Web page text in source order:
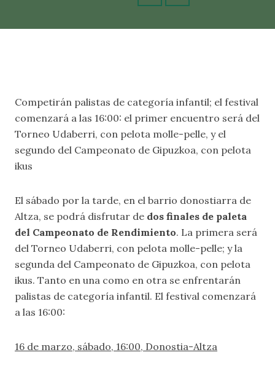
Competirán palistas de categoría infantil; el festival
comenzará a las 16:00: el primer encuentro será del
Torneo Udaberri, con pelota molle-pelle, y el
segundo del Campeonato de Gipuzkoa, con pelota
ikus
El sábado por la tarde, en el barrio donostiarra de
Altza, se podrá disfrutar de dos finales de paleta
del Campeonato de Rendimiento. La primera será
del Torneo Udaberri, con pelota molle-pelle; y la
segunda del Campeonato de Gipuzkoa, con pelota
ikus. Tanto en una como en otra se enfrentarán
palistas de categoría infantil. El festival comenzará
a las 16:00:
16 de marzo, sábado, 16:00, Donostia-Altza